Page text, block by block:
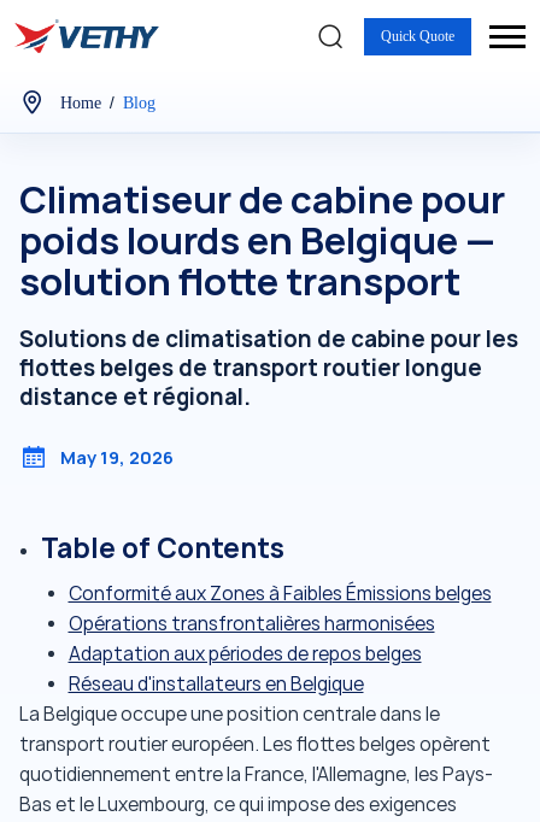
Quick Quote
Home / Blog
Climatiseur de cabine pour
poids lourds en Belgique —
solution flotte transport
Solutions de climatisation de cabine pour les
flottes belges de transport routier longue
distance et régional.
May 19, 2026
Table of Contents
Conformité aux Zones à Faibles Émissions belges
Opérations transfrontalières harmonisées
Adaptation aux périodes de repos belges
Réseau d'installateurs en Belgique
La Belgique occupe une position centrale dans le
transport routier européen. Les flottes belges opèrent
quotidiennement entre la France, l'Allemagne, les Pays-
Bas et le Luxembourg, ce qui impose des exigences